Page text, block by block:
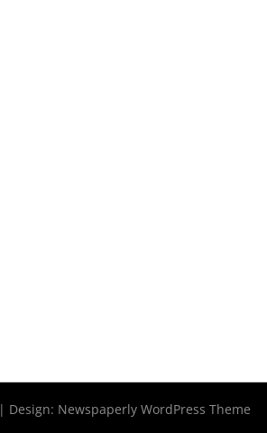
| Design: Newspaperly WordPress Theme